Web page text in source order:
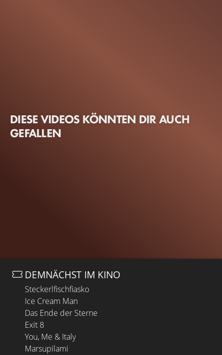
DIESE VIDEOS KÖNNTEN DIR AUCH
GEFALLEN
DEMNÄCHST IM KINO
Steckerlfischfiasko
Ice Cream Man
Das Ende der Sterne
Exit 8
You, Me & Italy
Marsupilami